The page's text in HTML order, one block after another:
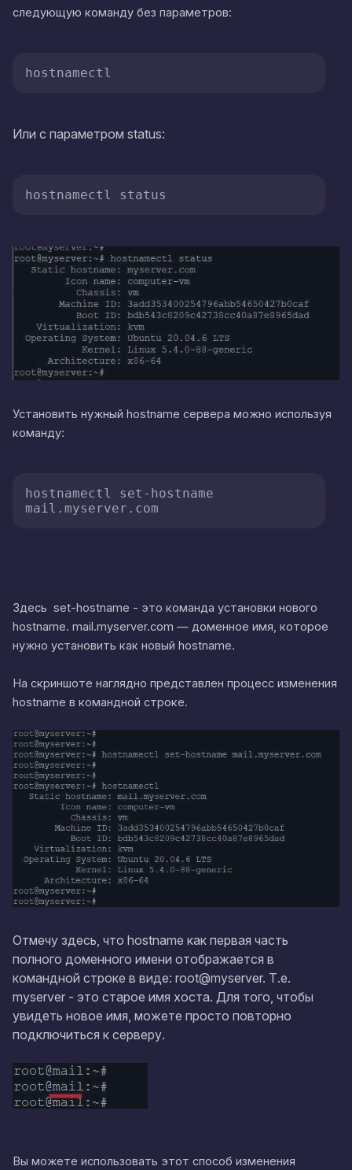
следующую команду без параметров:
hostnamectl
Или с параметром status:
hostnamectl status
Установить нужный hostname сервера можно используя
команду:
hostnamectl set-hostname
mail.myserver.com
Здесь set-hostname - это команда установки нового
hostname. mail.myserver.com — доменное имя, которое
нужно установить как новый hostname.
На скриншоте наглядно представлен процесс изменения
hostname в командной строке.
Отмечу здесь, что hostname как первая часть
полного доменного имени отображается в
командной строке в виде: root@myserver. Т.е.
myserver - это старое имя хоста. Для того, чтобы
увидеть новое имя, можете просто повторно
подключиться к серверу.
Вы можете использовать этот способ изменения